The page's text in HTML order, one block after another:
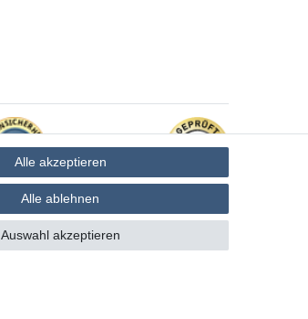
Alle akzeptieren
Alle ablehnen
Auswahl akzeptieren